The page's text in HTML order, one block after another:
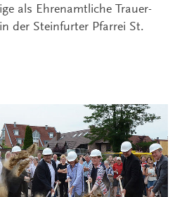
als Ehrenamtliche Trauer-
der Steinfurter Pfarrei St.